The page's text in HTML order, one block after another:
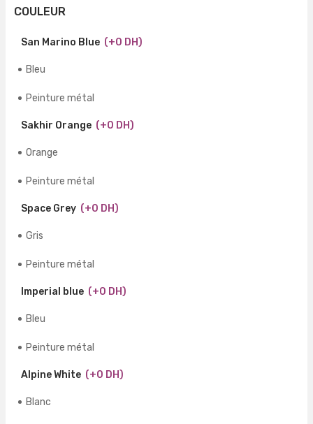
COULEUR
San Marino Blue (+0 DH)
Bleu
Peinture métal
Sakhir Orange (+0 DH)
Orange
Peinture métal
Space Grey (+0 DH)
Gris
Peinture métal
Imperial blue (+0 DH)
Bleu
Peinture métal
Alpine White (+0 DH)
Blanc